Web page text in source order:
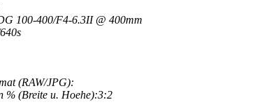
100-400/F4-6.3II @ 400mm
(RAW/JPG):
% (Breite u. Hoehe):3:2